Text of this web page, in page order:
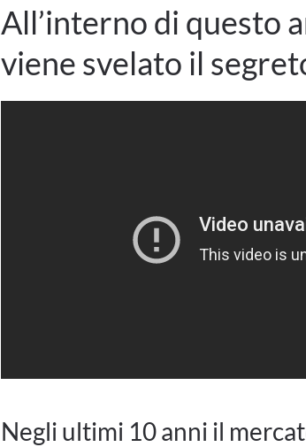
All’interno di questo
viene svelato il
Negli ultimi 10 anni il